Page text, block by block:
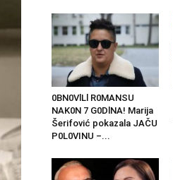
0BN0VlLl R0MANSU
NAK0N 7 G0DlNA! Marija
Šerifović pokazala JAČU
P0L0VINU –...